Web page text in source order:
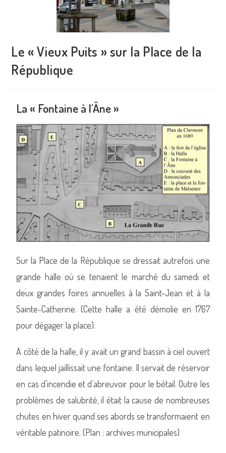
Le « Vieux Puits » sur la Place de la
République
La « Fontaine à l'Âne »
Sur la Place de la République se dressait autrefois une
grande halle où se tenaient le marché du samedi et
deux grandes foires annuelles à la Saint-Jean et à la
Sainte-Catherine. (Cette halle a été démolie en 1767
pour dégager la place).
A côté de la halle, il y avait un grand bassin à ciel ouvert
dans lequel jaillissait une fontaine. Il servait de réservoir
en cas d’incendie et d’abreuvoir pour le bétail. Outre les
problèmes de salubrité, il était la cause de nombreuses
chutes en hiver quand ses abords se transformaient en
véritable patinoire. (Plan : archives municipales)